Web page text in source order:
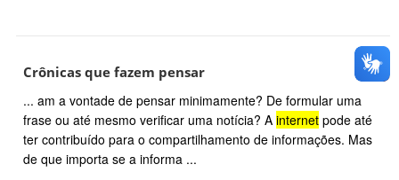
Crônicas que fazem pensar
... am a vontade de pensar minimamente? De formular uma
frase ou até mesmo verificar uma notícia? A internet pode até
ter contribuído para o compartilhamento de informações. Mas
de que importa se a informa ...